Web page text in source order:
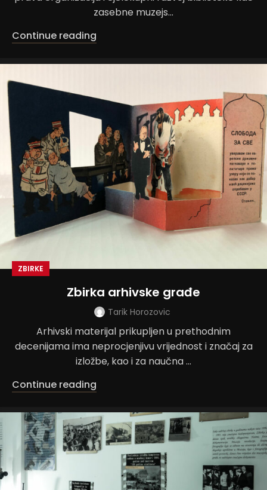
zasebne muzejs...
Continue reading
ZBIRKE
Zbirka arhivske građe
Tarik Horozovic
Arhivski materijal prikupljen u prethodnim
decenijama ima neprocjenjivu vrijednost i značaj za
izložbe, kao i za naučna ...
Continue reading